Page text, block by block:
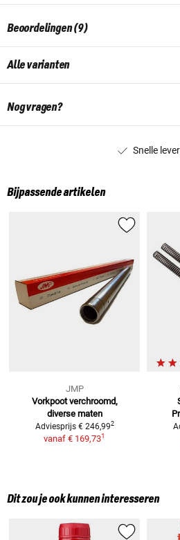
Beoordelingen (9)
Alle varianten
Nog vragen?
Snelle
Bijpassende artikelen
JMP
Vorkpoot verchroomd,
diverse maten
Adviesprijs € 246,992
vanaf € 169,731
Dit zou je ook kunnen interesseren